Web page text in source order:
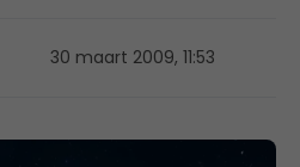
30 maart 2009, 11:53